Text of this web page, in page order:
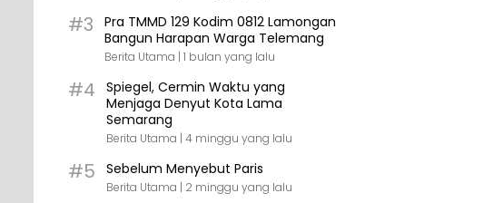
#3
Pra TMMD 129 Kodim 0812 Lamongan
Bangun Harapan Warga Telemang
Berita Utama | 1 bulan yang lalu
#4
Spiegel, Cermin Waktu yang
Menjaga Denyut Kota Lama
Semarang
Berita Utama | 4 minggu yang lalu
#5 Sebelum Menyebut Paris
Berita Utama | 2 minggu yang lalu